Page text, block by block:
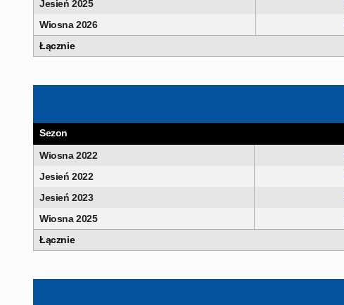
Jesień 2025
Wiosna 2026
Łącznie
Sezon
Wiosna 2022
Jesień 2022
Jesień 2023
Wiosna 2025
Łącznie